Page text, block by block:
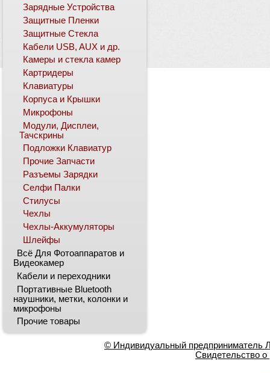
Зарядные Устройства
Защитные Пленки
Защитные Стекла
Кабели USB, AUX и др.
Камеры и стекла камер
Картридеры
Клавиатуры
Корпуса и Крышки
Микрофоны
Модули, Дисплеи,
Тачскрины
Подложки Клавиатур
Прочие Запчасти
Разъемы Зарядки
Селфи Палки
Стилусы
Чехлы
Чехлы-Аккумуляторы
Шлейфы
Всё Для Фотоаппаратов и
Видеокамер
Кабели и переходники
Портативные Bluetooth
наушники, метки, колонки и
микрофоны
Прочие товары
© Индивидуальный предприниматель
Свидетельство